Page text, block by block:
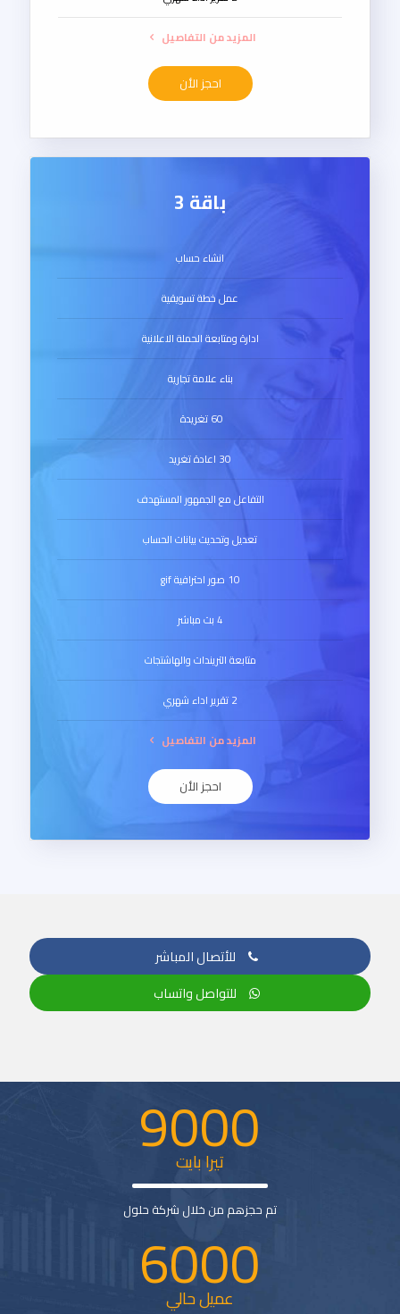
المزيد من التفاصيل
احجز الأن
باقة 3
انشاء حساب
عمل خطة تسويقية
ادارة ومتابعة الحملة الاعلانية
بناء علامة تجارية
60 تغريدة
30 اعادة تغريد
التفاعل مع الجمهور المستهدف
تعديل وتحديث بيانات الحساب
10 صور احترافية gif
4 بث مباشر
متابعة التريندات والهاشتجات
2 تقرير اداء شهري
المزيد من التفاصيل
احجز الأن
للأتصال المباشر
للتواصل واتساب
9000
تيرا بايت
تم حجزهم من خلال شركة حلول
6000
عميل حالي